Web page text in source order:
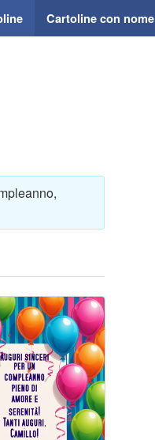
Cartoline con nome